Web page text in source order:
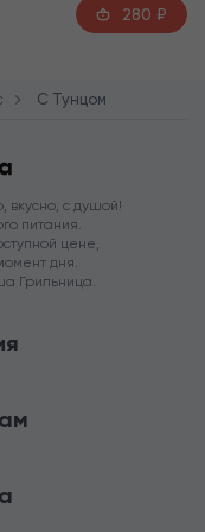
280 ₽
C Тунцом
вкусно, с душой!
питания.
цене,
дня.
Грильница.